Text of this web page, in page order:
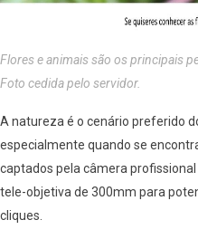
Flores e animais são os principais
Foto cedida pelo servidor.
A natureza é o cenário preferido
especialmente quando se
captados pela câmera
tele-objetiva de 300mm para
cliques.